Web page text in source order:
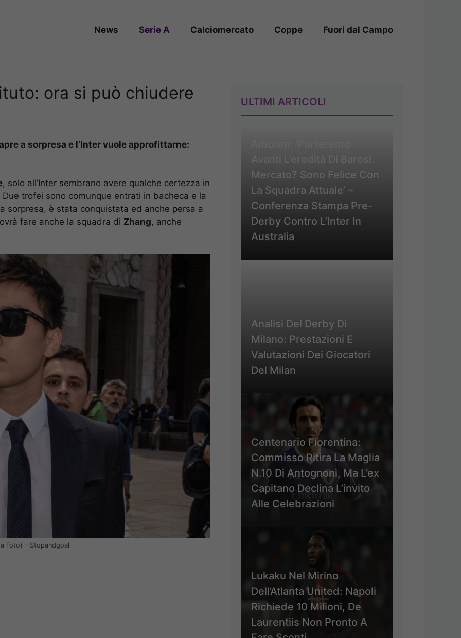
News Serie A Calciomercato Coppe Fuori dal Campo
ora si può chiudere
a sorpresa e l’Inter vuole approfittarne:
, solo all’Inter sembrano avere qualche certezza in
trofei sono comunque entrati in bacheca e la
sorpresa, è stata conquistata ed anche persa a
fare anche la squadra di Zhang, anche
Foto) – Stopandgoal
ULTIMI ARTICOLI
Avanti L’eredità Di Baresi.
Mercato? Sono Felice Con
La Squadra Attuale’ –
Conferenza Stampa Pre-
Derby Contro L’Inter In
Australia
Analisi Del Derby Di
Milano: Prestazioni E
Valutazioni Dei Giocatori
Del Milan
Centenario Fiorentina:
Commisso Ritira La Maglia
N.10 Di Antognoni, Ma L’ex
Capitano Declina L’invito
Alle Celebrazioni
Lukaku Nel Mirino
Dell’Atlanta United: Napoli
Richiede 10 Milioni, De
Laurentiis Non Pronto A